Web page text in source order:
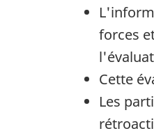
forces
Cette
Les